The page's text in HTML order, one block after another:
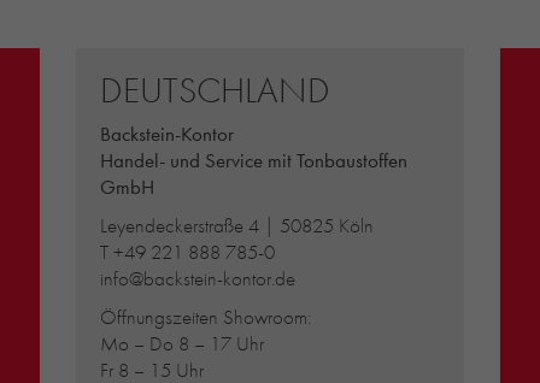
DEUTSCHLAND
Backstein-Kontor
Handel- und Service mit Tonbaustoffen
GmbH
Leyendeckerstraße 4 | 50825 Köln
T+49 221 888 785-0
info@backstein-kontor.de
Öffnungszeiten Showroom:
Mo – Do 8 – 17 Uhr
Fr 8 – 15 Uhr